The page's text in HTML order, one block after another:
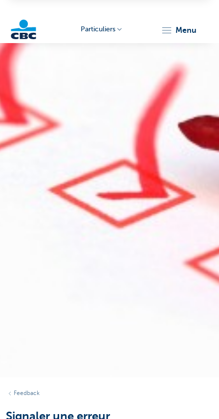
Particuliers menu
Feedback
Signaler une erreur